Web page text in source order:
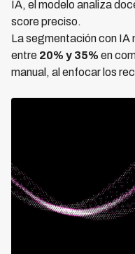
IA, el modelo analiza
score preciso.
La segmentación con IA
entre 20% y 35% en
manual, al enfocar los